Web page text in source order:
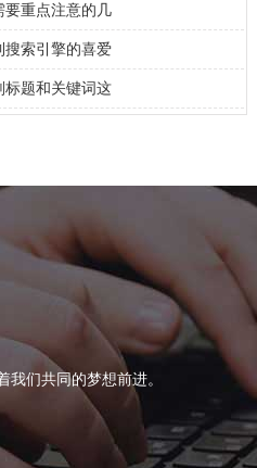
要重点注意的几
搜索引擎的喜爱
标题和关键词这
们共同的梦想前进。